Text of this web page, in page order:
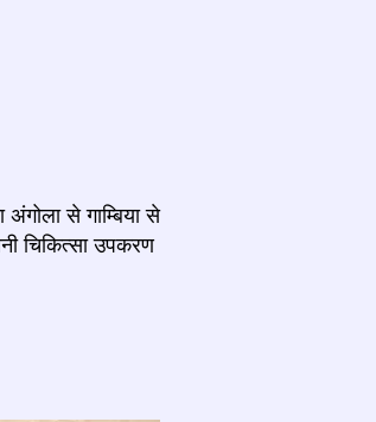
से गाम्बिया से
चिकित्सा उपकरण